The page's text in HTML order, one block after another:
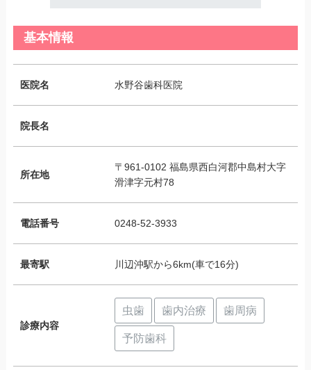
基本情報
医院名 水野谷歯科医院
院長名
所在地
〒961-0102 福島県西白河郡中島村大字
滑津字元村78
電話番号 0248-52-3933
最寄駅 川辺沖駅から6km(車で16分)
診療内容
虫歯 歯内治療 歯周病
予防歯科